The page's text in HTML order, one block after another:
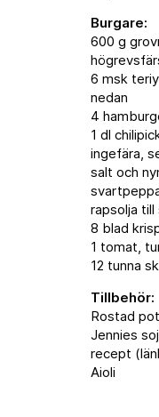
Burgare:
600 g
6 msk
nedan
4
1 dl
ingefära,
salt och
rapsolja till
8 blad
1 tomat,
12 tunna
Tillbehör:
Rostad
Jennies
recept
Aioli